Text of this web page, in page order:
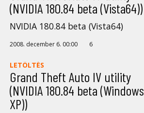
(NVIDIA 180.84 beta (Vista64))
NVIDIA 180.84 beta (Vista64)
2008. december 6. 00:00 6
LETÖLTÉS
Grand Theft Auto IV utility
(NVIDIA 180.84 beta (Windows
XP))